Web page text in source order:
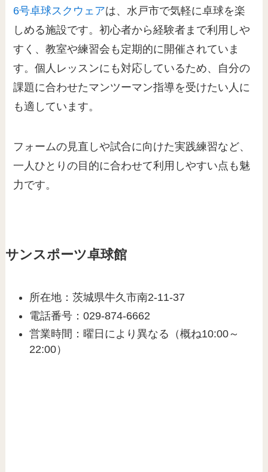
6号卓球スクウェアは、水戸市で気軽に卓球を楽
しめる施設です。初心者から経験者まで利用しや
すく、教室や練習会も定期的に開催されていま
す。個人レッスンにも対応しているため、自分の
課題に合わせたマンツーマン指導を受けたい人に
も適しています。
フォームの見直しや試合に向けた実践練習など、
一人ひとりの目的に合わせて利用しやすい点も魅
力です。
サンスポーツ卓球館
所在地：茨城県牛久市南2-11-37
電話番号：029-874-6662
営業時間：曜日により異なる（概ね10:00～
22:00）